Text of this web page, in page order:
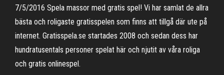
7/5/2016 Spela massor med gratis spel! Vi har samlat de allra
bästa och roligaste gratisspelen som finns att tillgå där ute på
internet. Gratisspela.se startades 2008 och sedan dess har
hundratusentals personer spelat här och njutit av våra roliga
och gratis onlinespel.